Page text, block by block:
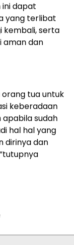
dapat
yang terlibat
kembali, serta
aman dan
orang tua untuk
keberadaan
sudah
hal hal yang
dirinya dan